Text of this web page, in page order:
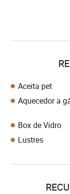
Aceita pet
Aquecedor a
Box de Vidro
Lustres